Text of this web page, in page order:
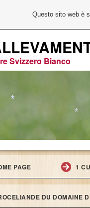
Svizzero Bianco
PAGE 1
DU DOMAINE
Questo sito web è
*